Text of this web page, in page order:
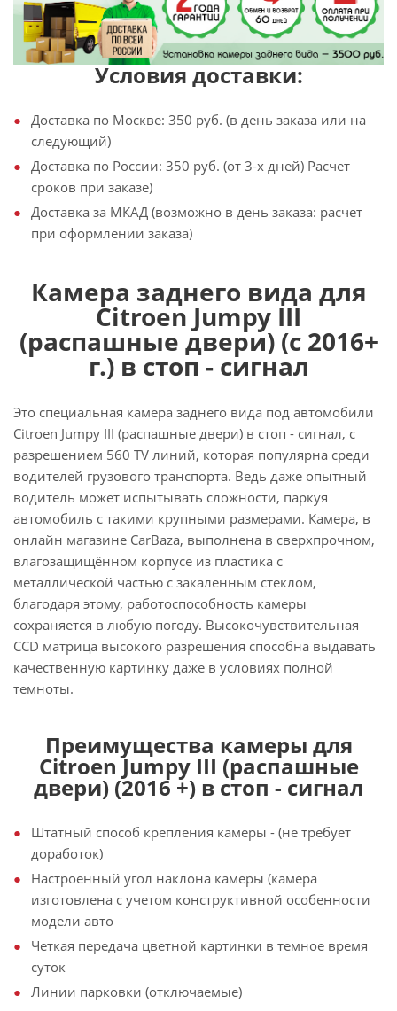
Условия доставки:
Доставка по Москве: 350 руб. (в день заказа или на
следующий)
Доставка по России: 350 руб. (от 3-х дней) Расчет
сроков при заказе)
Доставка за МКАД (возможно в день заказа: расчет
при оформлении заказа)
Камера заднего вида для
Citroen Jumpy III
(распашные двери) (с 2016+
г.) в стоп - сигнал
Это специальная камера заднего вида под автомобили
Citroen Jumpy III (распашные двери) в стоп - сигнал, с
разрешением 560 TV линий, которая популярна среди
водителей грузового транспорта. Ведь даже опытный
водитель может испытывать сложности, паркуя
автомобиль с такими крупными размерами. Камера, в
онлайн магазине CarBaza, выполнена в сверхпрочном,
влагозащищённом корпусе из пластика с
металлической частью с закаленным стеклом,
благодаря этому, работоспособность камеры
сохраняется в любую погоду. Высокочувствительная
CCD матрица высокого разрешения способна выдавать
качественную картинку даже в условиях полной
темноты.
Преимущества камеры для
Citroen Jumpy III (распашные
двери) (2016 +) в стоп - сигнал
Штатный способ крепления камеры - (не требует
доработок)
Настроенный угол наклона камеры (камера
изготовлена с учетом конструктивной особенности
модели авто
Четкая передача цветной картинки в темное время
суток
Линии парковки (отключаемые)